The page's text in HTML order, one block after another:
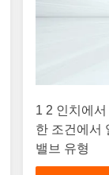
1 2 인치에
한 조건에서
밸브 유형